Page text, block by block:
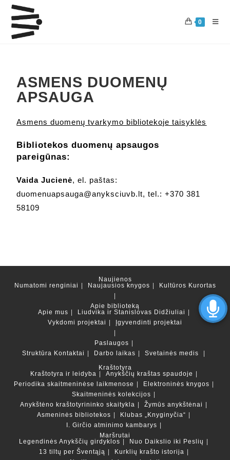
0
ASMENS DUOMENŲ
APSAUGA
Asmens duomenų tvarkymo bibliotekoje taisyklės
Bibliotekos duomenų apsaugos
pareigūnas:
Vaida Jucienė,el. paštas:
duomenuapsauga@anyksciuvb.lt, tel.: +370 381
58109
Naujienos
Numatomi renginiai
Naujausios knygos Kultūros Kurortas
Apie biblioteką
Apie mus
Liudvika ir Stanislovas Didžiuliai
Vykdomi projektai
Įgyvendinti projektai
Paslaugos
Struktūra Kontaktai Darbo laikas
Svetainės medis
Kraštotyra
Kraštotyra ir leidyba
Anykščių kraštas spaudoje
Periodika skaitmeninėse laikmenose
Elektroninės knygos
Skaitmeninės kolekcijos
Anykštėno kraštotyrininko skaitykla
Žymūs anykštėnai
Asmeninės bibliotekos
Klubas „Knyginyčia“
I. Girčio atminimo kambarys
Maršrutai
Legendinės Anykščių girdyklos
Nuo Daikslio iki Peslių
13 tiltų per Šventąją
Kurklių krašto istorija